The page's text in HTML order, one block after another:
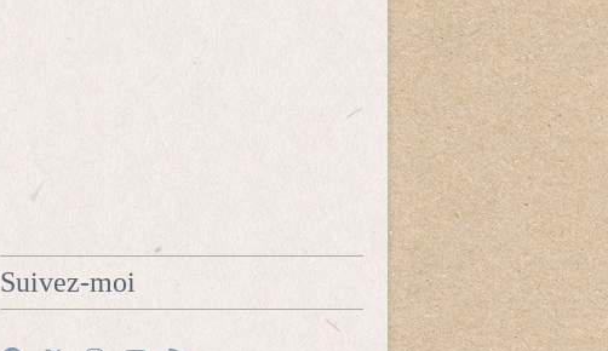
Suivez-moi